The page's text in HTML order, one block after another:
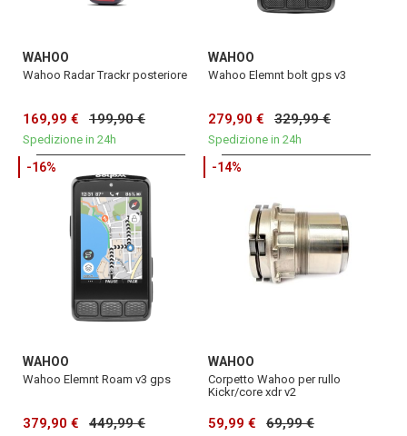
WAHOO
Wahoo Radar Trackr posteriore
169,99 € 199,90 €
Spedizione in 24h
WAHOO
Wahoo Elemnt bolt gps v3
279,90 € 329,99 €
Spedizione in 24h
-16%
WAHOO
Wahoo Elemnt Roam v3 gps
379,90 € 449,99 €
-14%
WAHOO
Corpetto Wahoo per rullo
Kickr/core xdr v2
59,99 € 69,99 €